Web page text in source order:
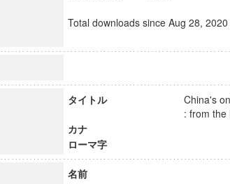
Total downloads since Aug 28,
タイトル
China's
: from
カナ
ローマ字
名前